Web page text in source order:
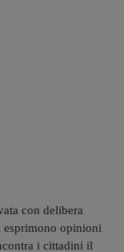
con delibera
esprimono opinioni
i cittadini il